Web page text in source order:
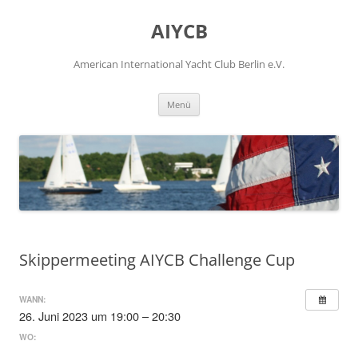
AIYCB
American International Yacht Club Berlin e.V.
Menü
Skippermeeting AIYCB Challenge Cup
WANN:
26. Juni 2023 um 19:00 – 20:30
WO: